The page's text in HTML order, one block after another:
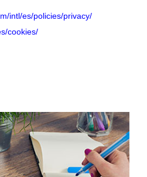
intl/es/policies/privacy/
cookies/